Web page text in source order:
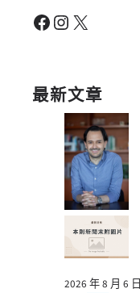
Facebook Instagram X
最新文章
2026 年 8 月 6 日